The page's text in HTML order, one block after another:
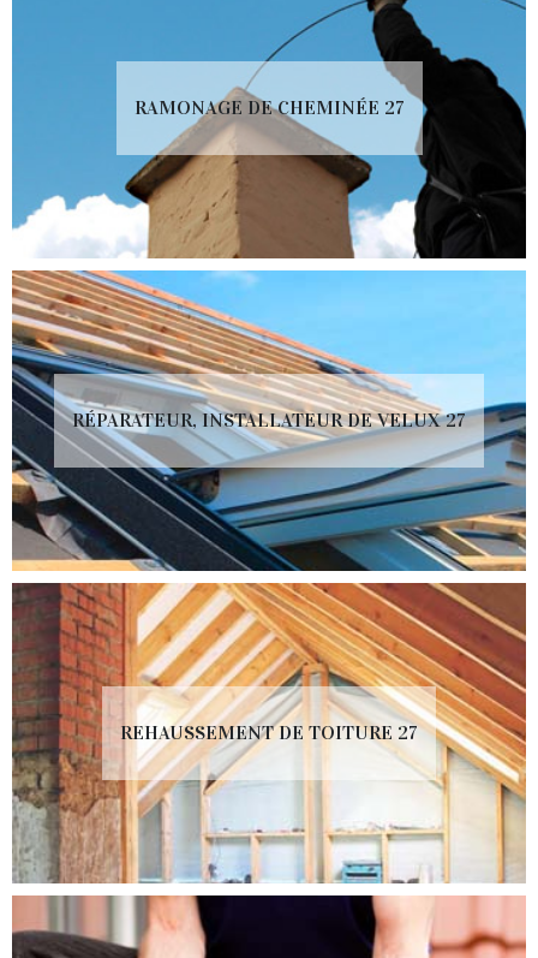
RAMONAGE DE CHEMINÉE 27
RÉPARATEUR, INSTALLATEUR DE VELUX 27
REHAUSSEMENT DE TOITURE 27